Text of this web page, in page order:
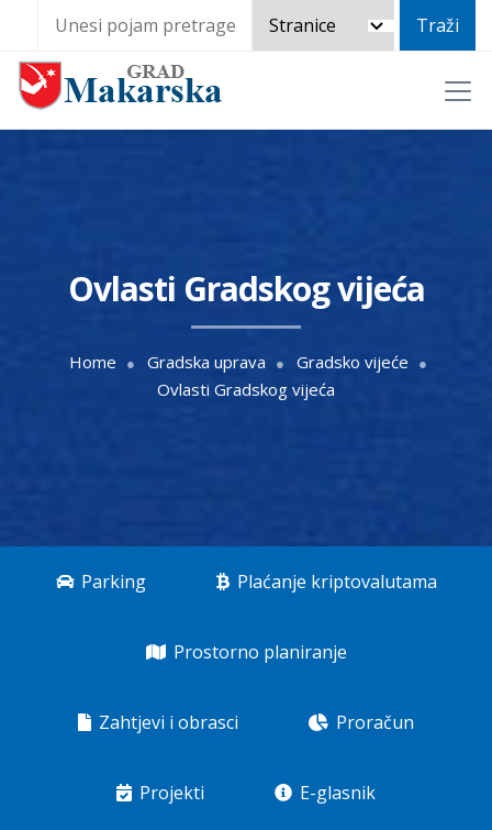
Ovlasti Gradskog vijeća
Home Gradska uprava
Gradsko vijeće
Ovlasti Gradskog vijeća
Parking Plaćanje kriptovalutama
Prostorno planiranje
Zahtjevi i obrasci Proračun
Projekti E-glasnik